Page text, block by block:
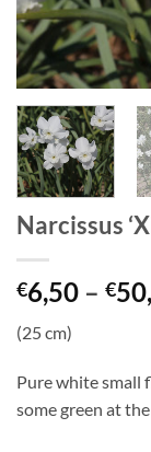
Narcissus
€6,50 – €
(25 cm)
Pure white small
some green at